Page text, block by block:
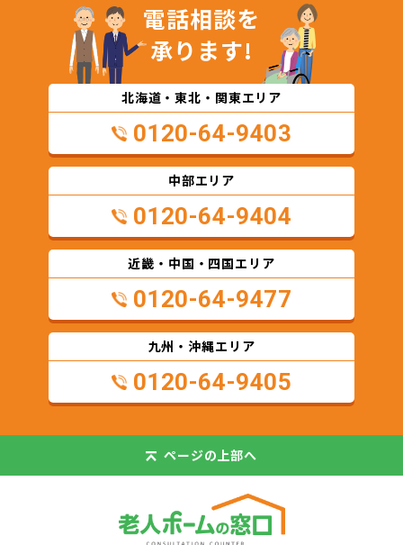
電話相談を
承ります!
北海道・東北・関東エリア
0120-64-9403
中部エリア
0120-64-9404
近畿・中国・四国エリア
0120-64-9477
九州・沖縄エリア
0120-64-9405
ページの 上部へ